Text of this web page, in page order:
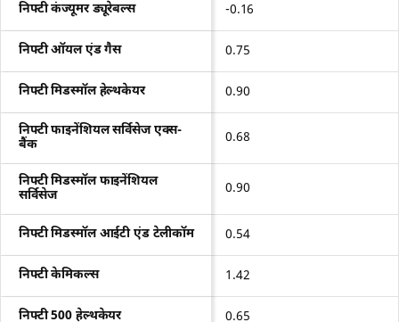
निफ्टी कंज्यूमर ड्यूरेबल्स -0.16
निफ्टी ऑयल एंड गैस 0.75
निफ्टी मिडस्मॉल हेल्थकेयर 0.90
निफ्टी फाइनेंशियल सर्विसेज एक्स-
बैंक
0.68
निफ्टी मिडस्मॉल फाइनेंशियल
सर्विसेज
0.90
निफ्टी मिडस्मॉल आईटी एंड टेलीकॉम 0.54
निफ्टी केमिकल्स 1.42
निफ्टी 500 हेल्थकेयर 0.65